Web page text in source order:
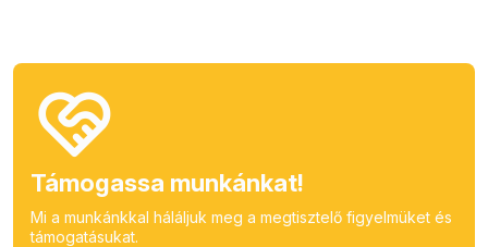
Támogassa munkánkat!
Mi a munkánkkal háláljuk meg a megtisztelő figyelmüket és
támogatásukat.